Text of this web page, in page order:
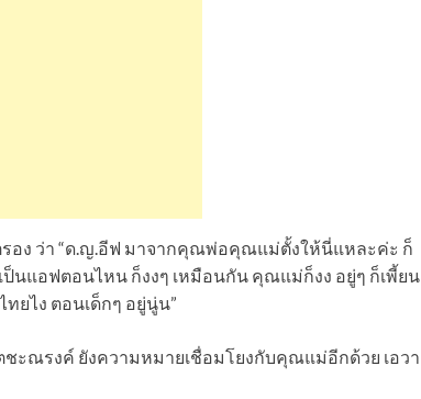
อง ว่า “ด.ญ.อีฟ มาจากคุณพ่อคุณแม่ตั้งให้นี่แหละค่ะ ก็
นแอฟตอนไหน ก็งงๆ เหมือนกัน คุณแม่ก็งง อยู่ๆ ก็เพี้ยน
ยไง ตอนเด็กๆ อยู่นู่น”
ะณรงค์ ยังความหมายเชื่อมโยงกับคุณแม่อีกด้วย เอวา